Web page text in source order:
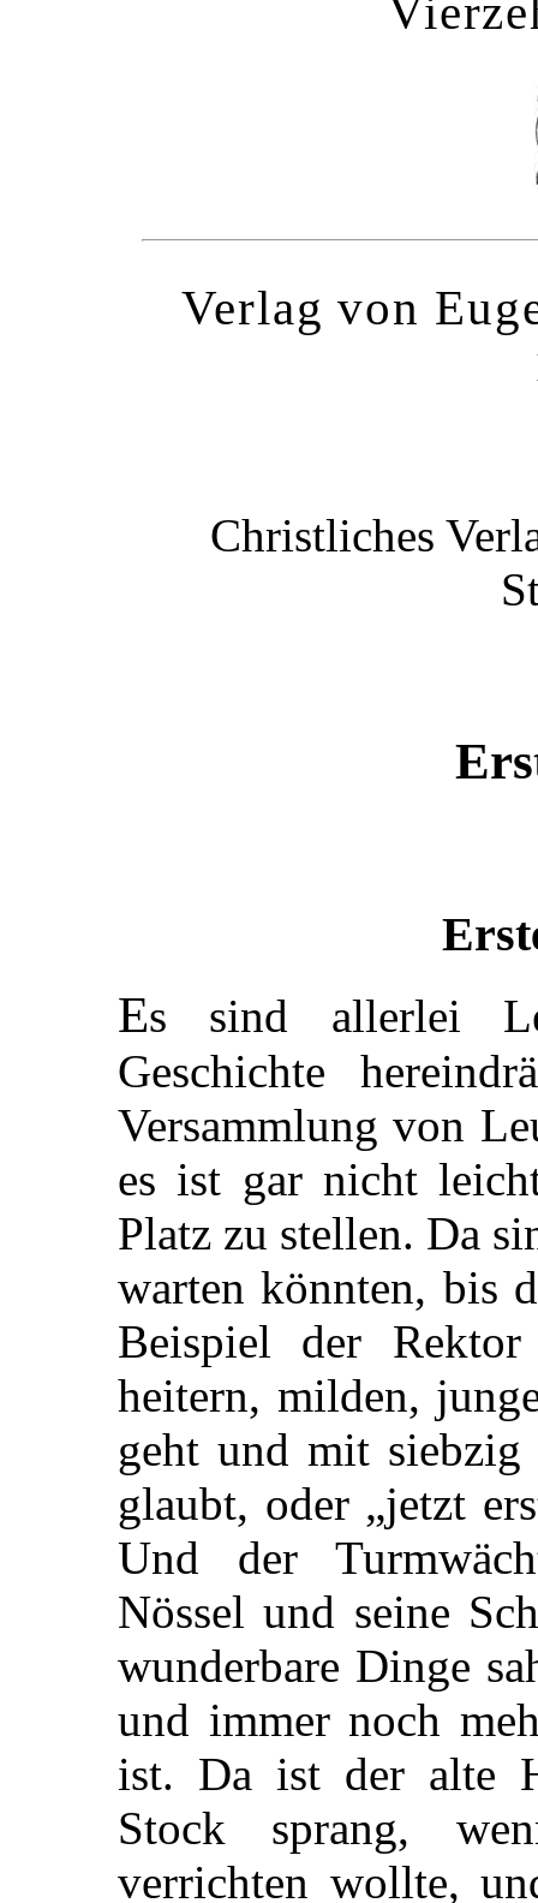
Verlag von
Christliches
Es sind allerlei
Geschichte
Versammlung von
es ist gar nicht
Platz zu stellen. Da
warten könnten, bis
Beispiel der
heitern, milden,
geht und mit siebzig
glaubt, oder „jetzt
Und der
Nössel und seine
wunderbare Dinge
und immer noch
ist. Da ist der alte
Stock sprang,
verrichten wollte,